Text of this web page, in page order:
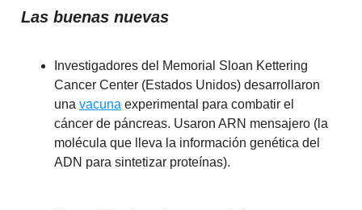
Las buenas nuevas
Investigadores del Memorial Sloan Kettering
Cancer Center (Estados Unidos) desarrollaron
una vacuna experimental para combatir el
cáncer de páncreas. Usaron ARN mensajero (la
molécula que lleva la información genética del
ADN para sintetizar proteínas).